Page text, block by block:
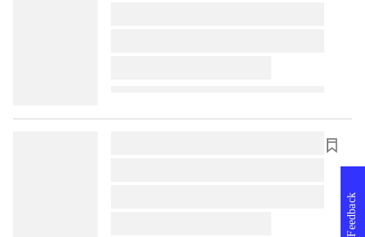
lorem ipsum dolor sit amet ...
lorem ipsum dolor sit amet ...
lorem ipsum dolor sit amet ...
lorem ipsum dolor sit amet ...Feedback